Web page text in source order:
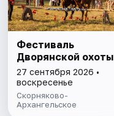
Фестиваль
Дворянской охоты
27 сентября 2026 •
воскресенье
Скорняково-
Архангельское